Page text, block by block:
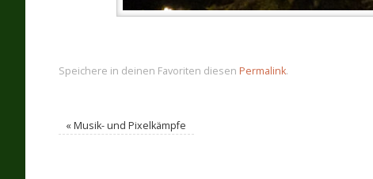
Speichere in deinen Favoriten diesen Permalink.
« Musik- und Pixelkämpfe